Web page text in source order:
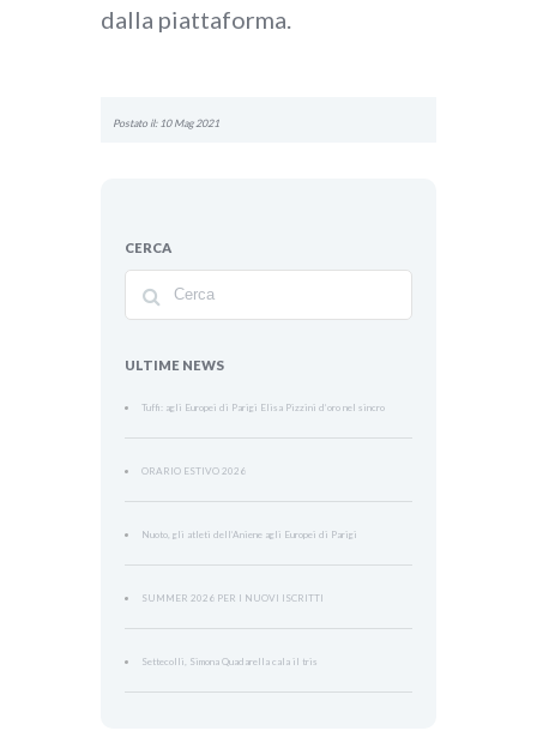
dalla piattaforma.
Postato il: 10 Mag 2021
CERCA
ULTIME NEWS
Tuffi: agli Europei di Parigi Elisa Pizzini d’oro nel sincro
ORARIO ESTIVO 2026
Nuoto, gli atleti dell’Aniene agli Europei di Parigi
SUMMER 2026 PER I NUOVI ISCRITTI
Settecolli, Simona Quadarella cala il tris